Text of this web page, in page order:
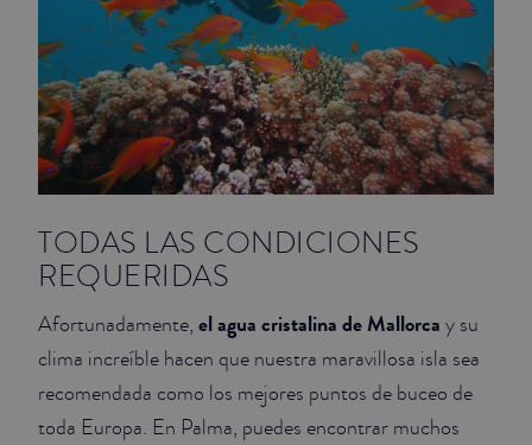
TODAS LAS CONDICIONES
REQUERIDAS
Afortunadamente, el agua cristalina de Mallorca y su
clima increíble hacen que nuestra maravillosa isla sea
recomendada como los mejores puntos de buceo de
toda Europa. En Palma, puedes encontrar muchos